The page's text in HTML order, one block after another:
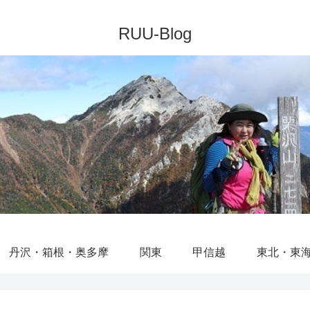
丹沢・箱根・奥多摩 関東 甲信越 東北・東